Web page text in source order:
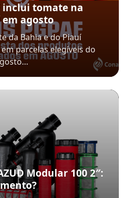
inclui tomate na
agosto
da Bahia e do Piauí
parcelas elegíveis do
Modular 100 2″: